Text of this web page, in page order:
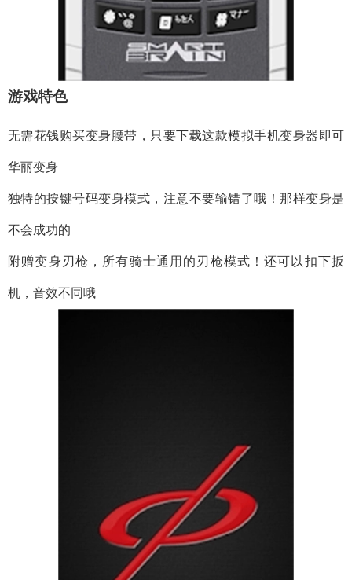
游戏特色
无需花钱购买变身腰带，只要下载这款模拟手机变身器即可
华丽变身
独特的按键号码变身模式，注意不要输错了哦！那样变身是
不会成功的
附赠变身刃枪，所有骑士通用的刃枪模式！还可以扣下扳
机，音效不同哦